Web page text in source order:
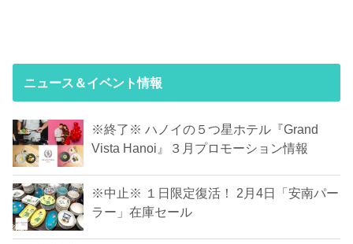
ニュース＆イベント情報
※終了※ ハノイの５つ星ホテル『Grand
Vista Hanoi』３月プロモーション情報
※中止※ １日限定復活！ 2月4日「安南パー
ラー」在庫セール